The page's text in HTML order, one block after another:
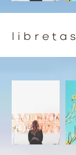
libretas